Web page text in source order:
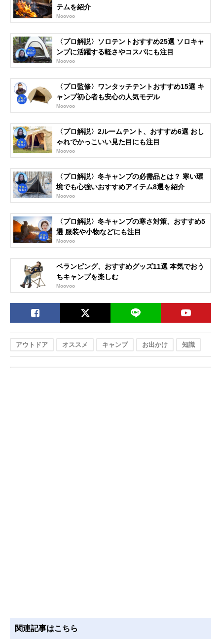
テムを紹介
Moovoo
〈プロ解説〉ソロテントおすすめ25選 ソロキャ
ンプに活躍する軽さやコスパにも注目
Moovoo
〈プロ監修〉ワンタッチテントおすすめ15選 キ
ャンプ初心者も安心の人気モデル
Moovoo
〈プロ解説〉2ルームテント、おすすめ6選 おし
ゃれでかっこいい見た目にも注目
Moovoo
〈プロ解説〉冬キャンプの必需品とは？ 寒い環
境でも心強いおすすめアイテム8選を紹介
Moovoo
〈プロ解説〉冬キャンプの寒さ対策、おすすめ5
選 服装や小物などにも注目
Moovoo
ベランピング、おすすめグッズ11選 本気でおう
ちキャンプを楽しむ
Moovoo
アウトドア オススメ キャンプ お出かけ 知識
関連記事はこちら